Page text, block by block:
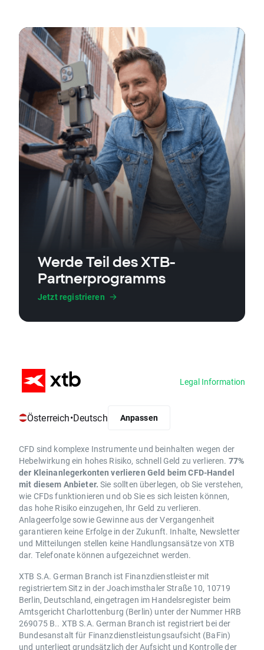
Werde Teil des XTB-
Partnerprogramms
Jetzt registrieren
Legal Information
Österreich•Deutsch Anpassen
CFD sind komplexe Instrumente und beinhalten wegen der
Hebelwirkung ein hohes Risiko, schnell Geld zu verlieren. 77%
der Kleinanlegerkonten verlieren Geld beim CFD-Handel
mit diesem Anbieter. Sie sollten überlegen, ob Sie verstehen,
wie CFDs funktionieren und ob Sie es sich leisten können,
das hohe Risiko einzugehen, Ihr Geld zu verlieren.
Anlageerfolge sowie Gewinne aus der Vergangenheit
garantieren keine Erfolge in der Zukunft. Inhalte, Newsletter
und Mitteilungen stellen keine Handlungsansätze von XTB
dar. Telefonate können aufgezeichnet werden.
XTB S.A. German Branch ist Finanzdienstleister mit
registriertem Sitz in der Joachimsthaler Straße 10, 10719
Berlin, Deutschland, eingetragen im Handelsregister beim
Amtsgericht Charlottenburg (Berlin) unter der Nummer HRB
269075 B.. XTB S.A. German Branch ist registriert bei der
Bundesanstalt für Finanzdienstleistungsaufsicht (BaFin)
und unterliegt grundsätzlich der Aufsicht und Kontrolle der